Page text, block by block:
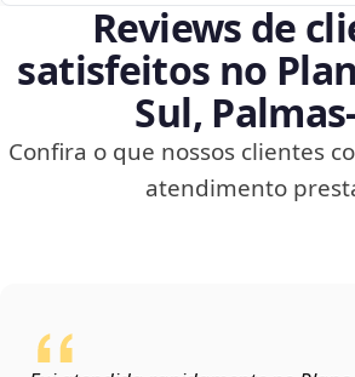
Reviews de
satisfeitos no
Sul,
Confira o que nossos clientes
atendimento